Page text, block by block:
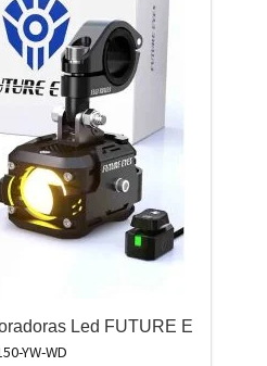
Led FUTURE E
YW-WD